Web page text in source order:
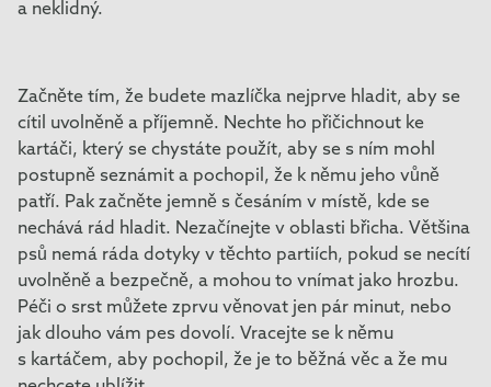
a neklidný.
Začněte tím, že budete mazlíčka nejprve hladit, aby se
cítil uvolněně a příjemně. Nechte ho přičichnout ke
kartáči, který se chystáte použít, aby se s ním mohl
postupně seznámit a pochopil, že k němu jeho vůně
patří. Pak začněte jemně s česáním v místě, kde se
nechává rád hladit. Nezačínejte v oblasti břicha. Většina
psů nemá ráda dotyky v těchto partiích, pokud se necítí
uvolněně a bezpečně, a mohou to vnímat jako hrozbu.
Péči o srst můžete zprvu věnovat jen pár minut, nebo
jak dlouho vám pes dovolí. Vracejte se k němu
s kartáčem, aby pochopil, že je to běžná věc a že mu